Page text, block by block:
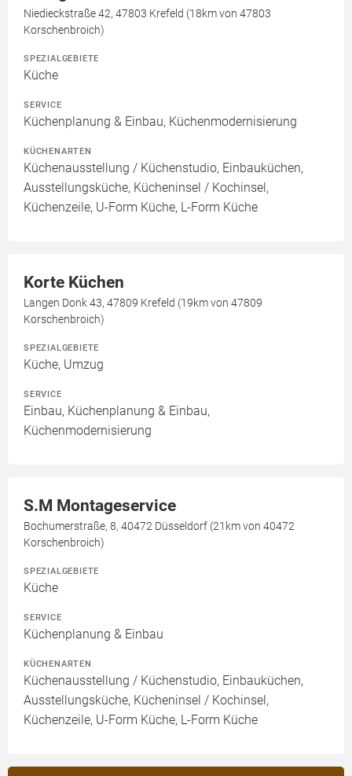
Niedieckstraße 42, 47803 Krefeld (18km von 47803
Korschenbroich)
SPEZIALGEBIETE
Küche
SERVICE
Küchenplanung & Einbau, Küchenmodernisierung
KÜCHENARTEN
Küchenausstellung / Küchenstudio, Einbauküchen,
Ausstellungsküche, Kücheninsel / Kochinsel,
Küchenzeile, U-Form Küche, L-Form Küche
Korte Küchen
Langen Donk 43, 47809 Krefeld (19km von 47809
Korschenbroich)
SPEZIALGEBIETE
Küche, Umzug
SERVICE
Einbau, Küchenplanung & Einbau,
Küchenmodernisierung
S.M Montageservice
Bochumerstraße, 8, 40472 Düsseldorf (21km von 40472
Korschenbroich)
SPEZIALGEBIETE
Küche
SERVICE
Küchenplanung & Einbau
KÜCHENARTEN
Küchenausstellung / Küchenstudio, Einbauküchen,
Ausstellungsküche, Kücheninsel / Kochinsel,
Küchenzeile, U-Form Küche, L-Form Küche